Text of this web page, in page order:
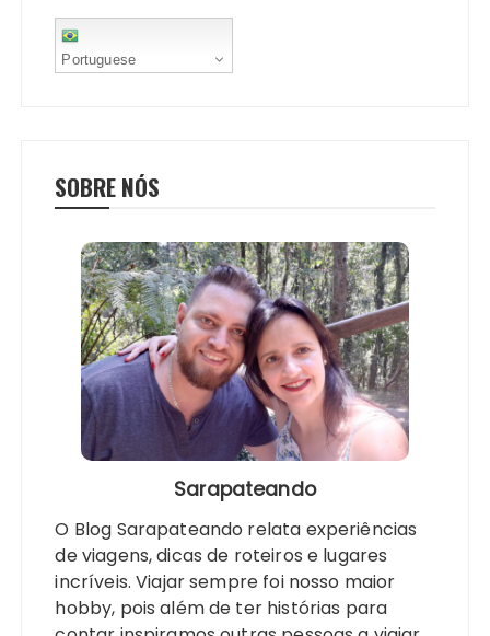
Portuguese
SOBRE NÓS
Sarapateando
O Blog Sarapateando relata experiências
de viagens, dicas de roteiros e lugares
incríveis. Viajar sempre foi nosso maior
hobby, pois além de ter histórias para